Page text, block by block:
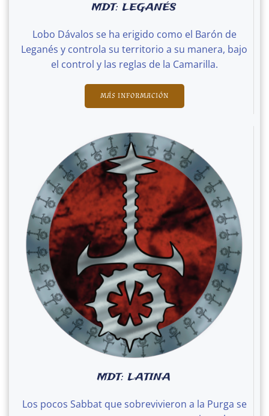
MDT: LEGANÉS
Lobo Dávalos se ha erigido como el Barón de
Leganés y controla su territorio a su manera, bajo
el control y las reglas de la Camarilla.
MÁS INFORMACIÓN
MDT: LATINA
Los pocos Sabbat que sobrevivieron a la Purga se